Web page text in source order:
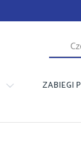
ZABIEGI